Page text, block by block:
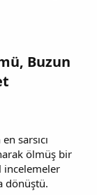
Buzun
sarsıcı
ölmüş bir
incelemeler
dönüştü.